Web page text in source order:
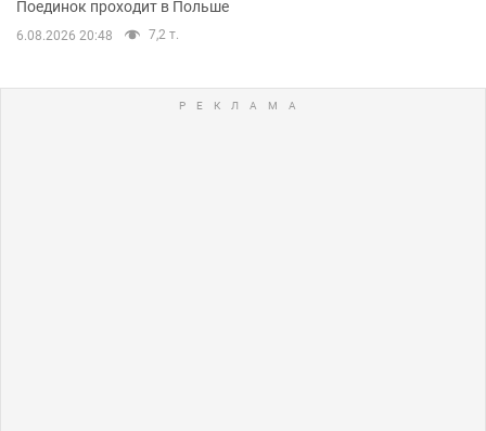
Поединок проходит в Польше
6.08.2026 20:48 7,2 т.